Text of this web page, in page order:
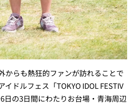
からも熱狂的ファンが訪れることで
ドルフェス「TOKYO IDOL FESTIV
日の3日間にわたりお台場・青海周辺